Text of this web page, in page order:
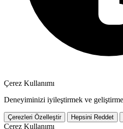
Çerez Kullanımı
Deneyiminizi iyileştirmek ve
Çerezleri Özelleştir Hepsini Reddet
Çerez Kullanımı